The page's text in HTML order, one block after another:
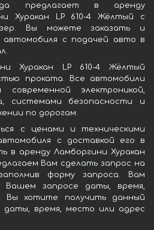
предлагает в аренду
Хуракан LP 610-4 Жёлтый с
Вы можете заказать и
автомобиля с подачей авто в
Хуракан LP 610-4 Жёлтый
проката. Все автомобили
современной электроникой,
системами безопасности и
по дорогам.
с ценами и техническими
с доставкой его в
в аренду Ламборгини Хуракан
Вам сделать запрос на
форму запроса. Вам
Вашем запросе даты, время,
Вы хотите получить данный
даты, время, место или адрес